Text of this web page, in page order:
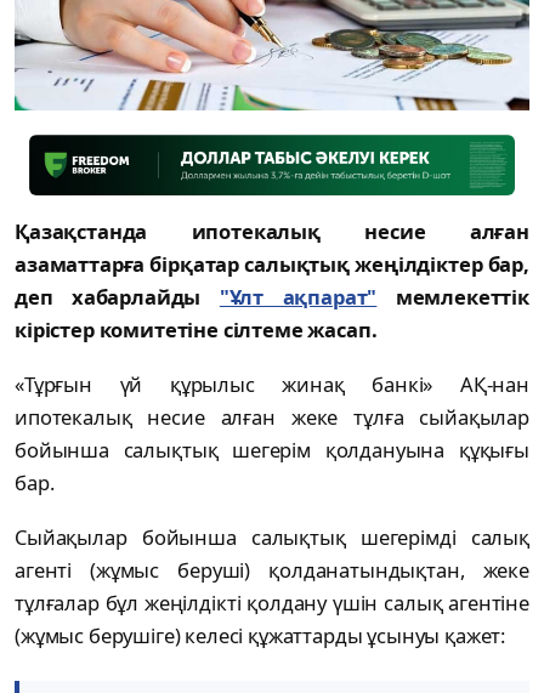
Қазақстанда ипотекалық несие алған
азаматтарға бірқатар салықтық жеңілдіктер бар,
деп хабарлайды "Ұлт ақпарат" мемлекеттік
кірістер комитетіне сілтеме жасап.
«Тұрғын үй құрылыс жинақ банкі» АҚ-нан
ипотекалық несие алған жеке тұлға сыйақылар
бойынша салықтық шегерім қолдануына құқығы
бар.
Сыйақылар бойынша салықтық шегерімді салық
агенті (жұмыс беруші) қолданатындықтан, жеке
тұлғалар бұл жеңілдікті қолдану үшін салық агентіне
(жұмыс берушіге) келесі құжаттарды ұсынуы қажет: